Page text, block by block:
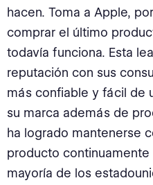
hacen. Toma a Apple,
comprar el último
todavía funciona. Esta
reputación con sus
más confiable y fácil de
su marca además de
ha logrado mantenerse
producto
mayoría de los